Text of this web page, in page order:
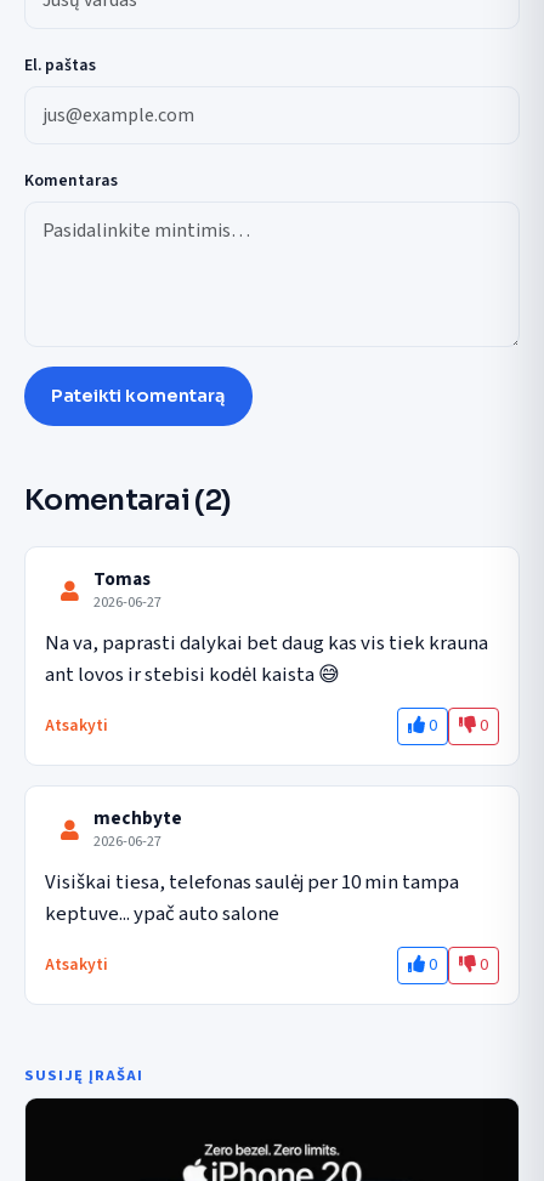
El. paštas
Komentaras
Pateikti komentarą
Komentarai (2)
Tomas
2026-06-27
Na va, paprasti dalykai bet daug kas vis tiek krauna
ant lovos ir stebisi kodėl kaista 😅
Atsakyti 0 0
mechbyte
2026-06-27
Visiškai tiesa, telefonas saulėj per 10 min tampa
keptuve... ypač auto salone
Atsakyti 0 0
SUSIJĘ ĮRAŠAI